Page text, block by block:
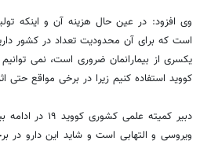
وی افزود: در عین حال هزینه آن و اینکه
است که برای آن محدودیت تعداد در کشور
یکسری از بیمارانمان ضروری است، نمی
کووید استفاده کنیم زیرا در برخی مواقع
دبیر کمیته علمی
ویروسی و التهابی است و شاید این دارو در